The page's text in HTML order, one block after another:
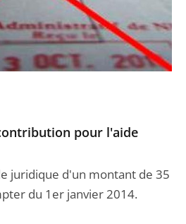
pour l'aide
juridique d'un montant de 35
du 1er janvier 2014.